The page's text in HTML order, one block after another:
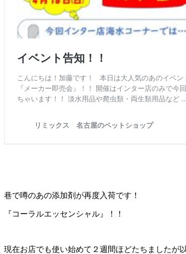
巷で噂のあの添加剤が再度入荷です！
『コーラルエッセンシャル』！！
現在お店でも使い始めて２週間ほどたちましたが